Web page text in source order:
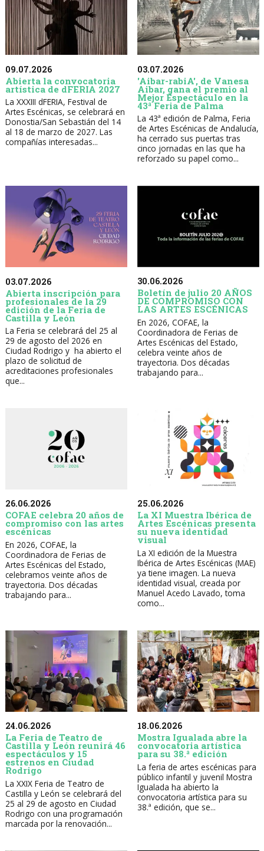
09.07.2026
Abierta la convocatoria
artística de dFERIA 2027
La XXXIII dFERIA, Festival de
Artes Escénicas, se celebrará en
Donostia/San Sebastián del 14
al 18 de marzo de 2027. Las
compañías interesadas...
03.07.2026
'Aibar-rabiA', de Vanesa
Aibar, gana el premio al
Mejor Espectáculo en la
43ª Feria de Palma
La 43ª edición de Palma, Feria
de Artes Escénicas de Andalucía,
ha cerrado sus puertas tras
cinco jornadas en las que ha
reforzado su papel como...
03.07.2026
Abierta inscripción para
profesionales de la 29
edición de la Feria de
Castilla y León
La Feria se celebrará del 25 al
29 de agosto del 2026 en
Ciudad Rodrigo y ha abierto el
plazo de solicitud de
acreditaciones profesionales
que...
30.06.2026
Boletín de julio 20 AÑOS
DE COMPROMISO CON
LAS ARTES ESCÉNICAS
En 2026, COFAE, la
Coordinadora de Ferias de
Artes Escénicas del Estado,
celebra veinte años de
trayectoria. Dos décadas
trabajando para...
26.06.2026
COFAE celebra 20 años de
compromiso con las artes
escénicas
En 2026, COFAE, la
Coordinadora de Ferias de
Artes Escénicas del Estado,
celebramos veinte años de
trayectoria. Dos décadas
trabajando para...
25.06.2026
La XI Muestra Ibérica de
Artes Escénicas presenta
su nueva identidad
visual
La XI edición de la Muestra
Ibérica de Artes Escénicas (MAE)
ya tiene imagen. La nueva
identidad visual, creada por
Manuel Acedo Lavado, toma
como...
24.06.2026
La Feria de Teatro de
Castilla y León reunirá 46
espectáculos y 15
estrenos en Ciudad
Rodrigo
La XXIX Feria de Teatro de
Castilla y León se celebrará del
25 al 29 de agosto en Ciudad
Rodrigo con una programación
marcada por la renovación...
18.06.2026
Mostra Igualada abre la
convocatoria artística
para su 38.ª edición
La feria de artes escénicas para
público infantil y juvenil Mostra
Igualada ha abierto la
convocatoria artística para su
38.ª edición, que se...